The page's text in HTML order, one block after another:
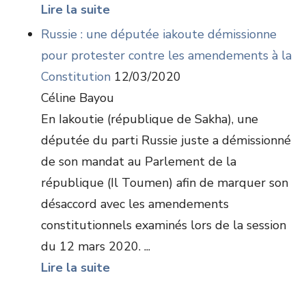
Lire la suite
Russie : une députée iakoute démissionne
pour protester contre les amendements à la
Constitution 12/03/2020
Céline Bayou
En Iakoutie (république de Sakha), une
députée du parti Russie juste a démissionné
de son mandat au Parlement de la
république (Il Toumen) afin de marquer son
désaccord avec les amendements
constitutionnels examinés lors de la session
du 12 mars 2020. ...
Lire la suite